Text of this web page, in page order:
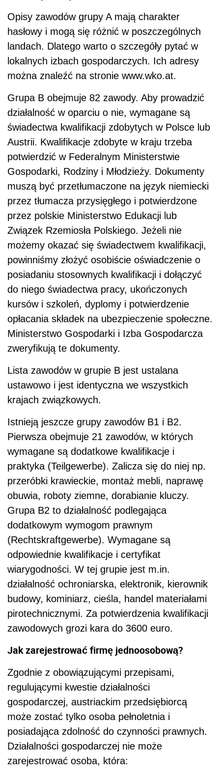
Opisy zawodów grupy A mają charakter
hasłowy i mogą się różnić w poszczególnych
landach. Dlatego warto o szczegóły pytać w
lokalnych izbach gospodarczych. Ich adresy
można znaleźć na stronie www.wko.at.
Grupa B obejmuje 82 zawody. Aby prowadzić
działalność w oparciu o nie, wymagane są
świadectwa kwalifikacji zdobytych w Polsce lub
Austrii. Kwalifikacje zdobyte w kraju trzeba
potwierdzić w Federalnym Ministerstwie
Gospodarki, Rodziny i Młodzieży. Dokumenty
muszą być przetłumaczone na język niemiecki
przez tłumacza przysięgłego i potwierdzone
przez polskie Ministerstwo Edukacji lub
Związek Rzemiosła Polskiego. Jeżeli nie
możemy okazać się świadectwem kwalifikacji,
powinniśmy złożyć osobiście oświadczenie o
posiadaniu stosownych kwalifikacji i dołączyć
do niego świadectwa pracy, ukończonych
kursów i szkoleń, dyplomy i potwierdzenie
opłacania składek na ubezpieczenie społeczne.
Ministerstwo Gospodarki i Izba Gospodarcza
zweryfikują te dokumenty.
Lista zawodów w grupie B jest ustalana
ustawowo i jest identyczna we wszystkich
krajach związkowych.
Istnieją jeszcze grupy zawodów B1 i B2.
Pierwsza obejmuje 21 zawodów, w których
wymagane są dodatkowe kwalifikacje i
praktyka (Teilgewerbe). Zalicza się do niej np.
przeróbki krawieckie, montaż mebli, naprawę
obuwia, roboty ziemne, dorabianie kluczy.
Grupa B2 to działalność podlegająca
dodatkowym wymogom prawnym
(Rechtskraftgewerbe). Wymagane są
odpowiednie kwalifikacje i certyfikat
wiarygodności. W tej grupie jest m.in.
działalność ochroniarska, elektronik, kierownik
budowy, kominiarz, cieśla, handel materiałami
pirotechnicznymi. Za potwierdzenia kwalifikacji
zawodowych grozi kara do 3600 euro.
Jak zarejestrować firmę jednoosobową?
Zgodnie z obowiązującymi przepisami,
regulującymi kwestie działalności
gospodarczej, austriackim przedsiębiorcą
może zostać tylko osoba pełnoletnia i
posiadająca zdolność do czynności prawnych.
Działalności gospodarczej nie może
zarejestrować osoba, która: